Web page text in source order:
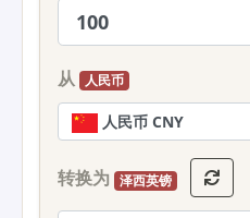
从 人民币
人民币 CNY
转换为 泽西英镑